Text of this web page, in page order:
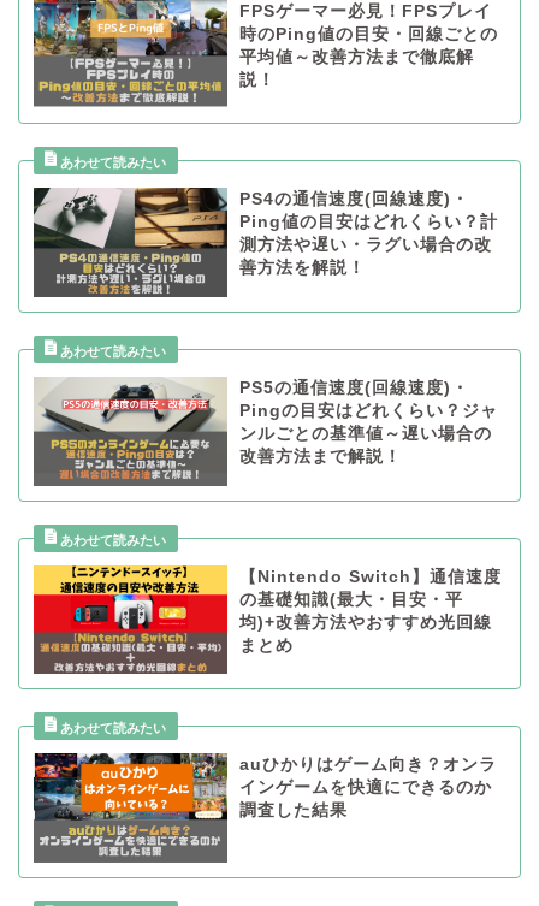
FPSゲーマー必見！FPSプレイ
時のPing値の目安・回線ごとの
平均値～改善方法まで徹底解
説！
PS4の通信速度(回線速度)・
Ping値の目安はどれくらい？計
測方法や遅い・ラグい場合の改
善方法を解説！
PS5の通信速度(回線速度)・
Pingの目安はどれくらい？ジャ
ンルごとの基準値～遅い場合の
改善方法まで解説！
【Nintendo Switch】通信速度
の基礎知識(最大・目安・平
均)+改善方法やおすすめ光回線
まとめ
auひかりはゲーム向き？オンラ
インゲームを快適にできるのか
調査した結果